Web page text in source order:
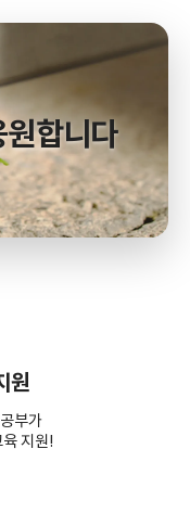
합니다
원
부가
지원!